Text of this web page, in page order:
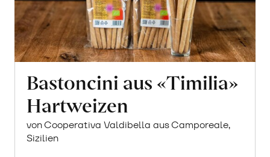
Bastoncini aus «Timilia»
Hartweizen
von Cooperativa Valdibella aus Camporeale,
Sizilien